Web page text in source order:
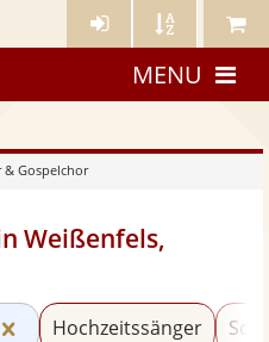
Künstler- Künstler Meine
MENU
& Gospelchor
Weißenfels,
Kategorie «Chor &
Hochzeitssänger